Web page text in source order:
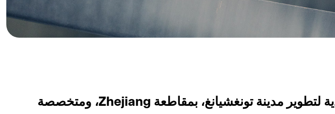
تقع شركة Ultra Plus Film Co., Ltd. في المنطقة الاقتصادية لتطوير مدينة تونغشيانغ، بمقاطعة Zhejiang، ومتخصصة